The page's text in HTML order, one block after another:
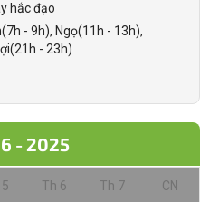
hắc đạo
- 9h), Ngọ(11h - 13h),
- 23h)
- 2025
Th 6 Th 7 CN